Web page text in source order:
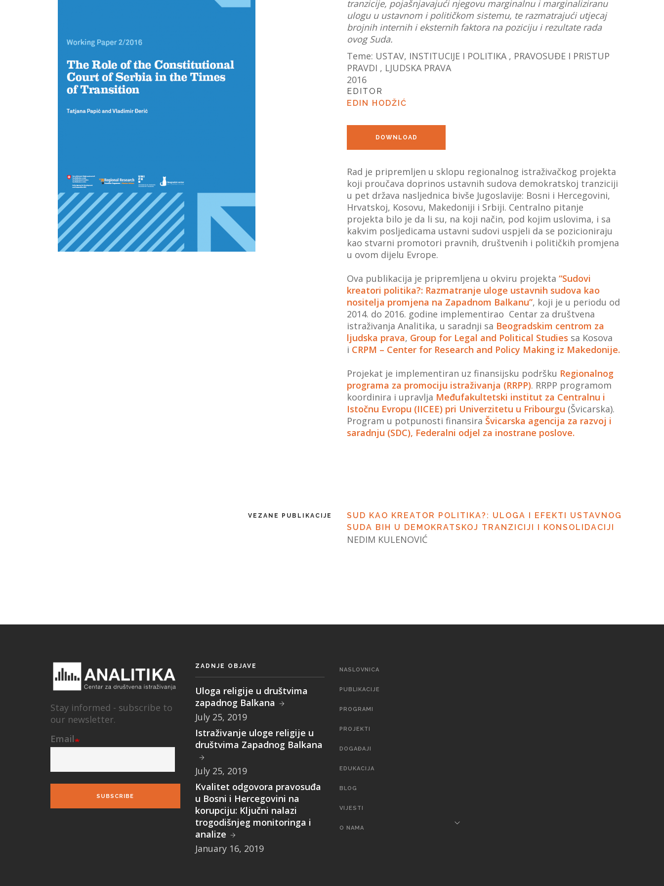
tranzicije, pojašnjavajući njegovu marginalnu i marginaliziranu
ulogu u ustavnom i političkom sistemu, te razmatrajući utjecaj
brojnih internih i eksternih faktora na poziciju i rezultate rada
ovog Suda.
Teme: USTAV, INSTITUCIJE I POLITIKA , PRAVOSUĐE I PRISTUP
PRAVDI , LJUDSKA PRAVA
2016
EDITOR
EDIN HODŽIĆ
DOWNLOAD
Rad je pripremljen u sklopu regionalnog istraživačkog projekta
koji proučava doprinos ustavnih sudova demokratskoj tranziciji
u pet država nasljednica bivše Jugoslavije: Bosni i Hercegovini,
Hrvatskoj, Kosovu, Makedoniji i Srbiji. Centralno pitanje
projekta bilo je da li su, na koji način, pod kojim uslovima, i sa
kakvim posljedicama ustavni sudovi uspjeli da se pozicioniraju
kao stvarni promotori pravnih, društvenih i političkih promjena
u ovom dijelu Evrope.
Ova publikacija je pripremljena u okviru projekta “Sudovi
kreatori politika?: Razmatranje uloge ustavnih sudova kao
nositelja promjena na Zapadnom Balkanu”, koji je u periodu od
2014. do 2016. godine implementirao Centar za društvena
istraživanja Analitika, u saradnji sa Beogradskim centrom za
ljudska prava, Group for Legal and Political Studies sa Kosova
i CRPM – Center for Research and Policy Making iz Makedonije.
Projekat je implementiran uz finansijsku podršku Regionalnog
programa za promociju istraživanja (RRPP). RRPP programom
koordinira i upravlja Međufakultetski institut za Centralnu i
Istočnu Evropu (IICEE) pri Univerzitetu u Fribourgu (Švicarska).
Program u potpunosti finansira Švicarska agencija za razvoj i
saradnju (SDC), Federalni odjel za inostrane poslove.
VEZANE PUBLIKACIJE
SUD KAO KREATOR POLITIKA?: ULOGA I EFEKTI USTAVNOG
SUDA BIH U DEMOKRATSKOJ TRANZICIJI I KONSOLIDACIJI
NEDIM KULENOVIĆ
Stay informed - subscribe to
our newsletter.
Email
SUBSCRIBE
ZADNJE OBJAVE
Uloga religije u društvima
zapadnog Balkana
July 25, 2019
Istraživanje uloge religije u
društvima Zapadnog Balkana
July 25, 2019
Kvalitet odgovora pravosuđa
u Bosni i Hercegovini na
korupciju: Ključni nalazi
trogodišnjeg monitoringa i
analize
January 16, 2019
MAIN
NASLOVNICA
PUBLIKACIJE
PROGRAMI
PROJEKTI
DOGAĐAJI
EDUKACIJA
BLOG
VIJESTI
O NAMA